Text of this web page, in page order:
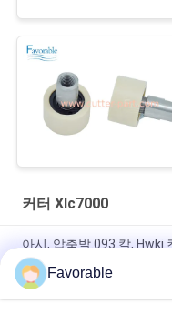
커터 Xlc7000
아시, 압축발.093 칼, Hwki
90565000 벨트 클램프
합
Favorable